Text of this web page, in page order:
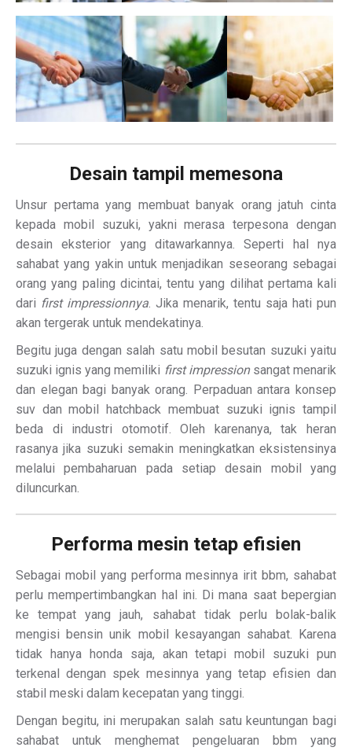
Desain tampil memesona
Unsur pertama yang membuat banyak orang jatuh cinta
kepada mobil suzuki, yakni merasa terpesona dengan
desain eksterior yang ditawarkannya. Seperti hal nya
sahabat yang yakin untuk menjadikan seseorang sebagai
orang yang paling dicintai, tentu yang dilihat pertama kali
dari first impressionnya . Jika menarik, tentu saja hati pun
akan tergerak untuk mendekatinya.
Begitu juga dengan salah satu mobil besutan suzuki yaitu
suzuki ignis yang memiliki first impressionsangat menarik
dan elegan bagi banyak orang. Perpaduan antara konsep
suv dan mobil hatchback membuat suzuki ignis tampil
beda di industri otomotif. Oleh karenanya, tak heran
rasanya jika suzuki semakin meningkatkan eksistensinya
melalui pembaharuan pada setiap desain mobil yang
diluncurkan.
Performa mesin tetap efisien
Sebagai mobil yang performa mesinnya irit bbm, sahabat
perlu mempertimbangkan hal ini. Di mana saat bepergian
ke tempat yang jauh, sahabat tidak perlu bolak-balik
mengisi bensin unik mobil kesayangan sahabat. Karena
tidak hanya honda saja, akan tetapi mobil suzuki pun
terkenal dengan spek mesinnya yang tetap efisien dan
stabil meski dalam kecepatan yang tinggi.
Dengan begitu, ini merupakan salah satu keuntungan bagi
sahabat untuk menghemat pengeluaran bbm yang